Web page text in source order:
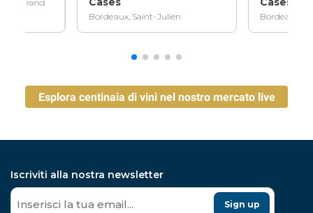
Grand
Bordeaux, Saint-Julien Bordeaux,
Esplora centinaia di vini nel nostro mercato live
Iscriviti alla nostra newsletter
Sign up